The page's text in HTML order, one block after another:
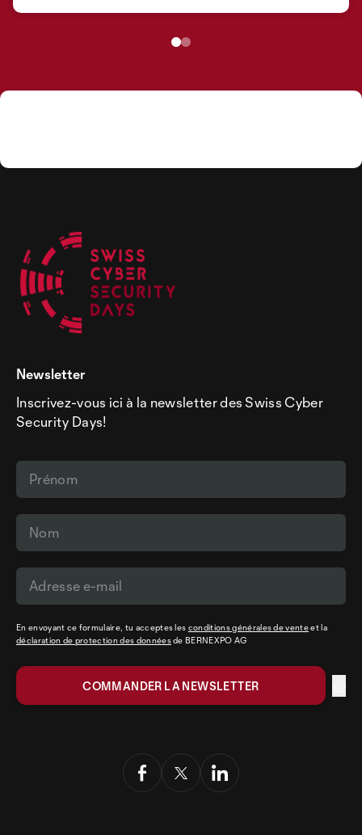
Newsletter
Inscrivez-vous ici à la newsletter des Swiss Cyber
Security Days!
En envoyant ce formulaire, tu acceptes les conditions générales de venteet la
déclaration de protection des donnéesde BERNEXPO AG